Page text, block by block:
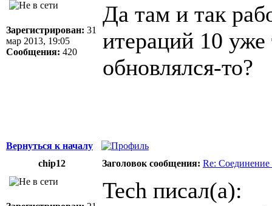
Зарегистрирован: 31
мар 2013, 19:05
Сообщения: 420
Да там и так
итераций 10
обновлялся-то?
Вернуться к началу
chip12
Заголовок сообщения: Re:
Tech писал(а):